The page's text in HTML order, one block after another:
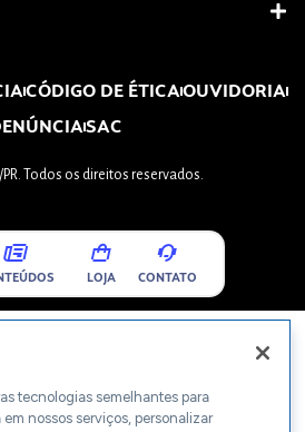
CÓDIGO DE ÉTICAOUVIDORIA
SAC
Todos os direitos reservados.
LOJA CONTATO
tecnologias semelhantes para
nossos serviços, personalizar